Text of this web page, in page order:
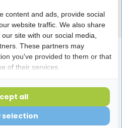
e-mail
content and ads, provide social
website traffic. We also share
site with our social media,
These partners may
you've provided to them or that
of their services.
selection
all